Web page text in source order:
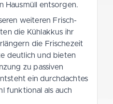
Hausmüll entsorgen.
weiteren Frisch-
die Kühlakkus ihr
die Frischezeit
deutlich und bieten
zu passiven
ein durchdachtes
funktional als auch